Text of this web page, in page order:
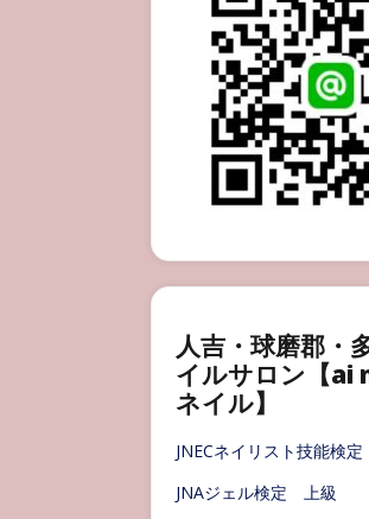
人吉・球磨郡・
イルサロン【ai
ネイル】
JNECネイリスト技能検
JNAジェル検定 上級